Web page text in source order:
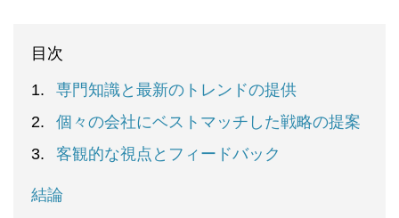
目次
専門知識と最新のトレンドの提供
個々の会社にベストマッチした戦略の提案
客観的な視点とフィードバック
結論